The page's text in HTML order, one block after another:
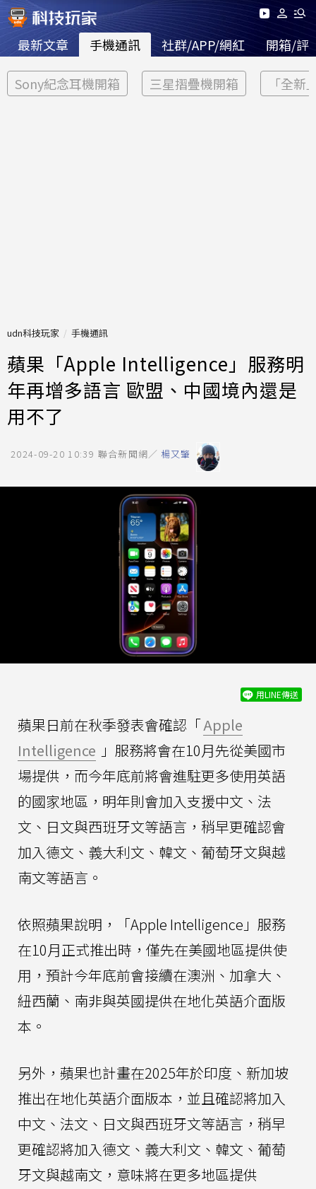
最新文章 手機通訊 社群/APP/網紅 開箱/評
Sony紀念耳機開箱 三星摺疊機開箱 「全新
udn科技玩家 手機通訊
蘋果「Apple Intelligence」服務明
年再增多語言 歐盟、中國境內還是
用不了
2024-09-20 10:39 聯合新聞網／ 楊又肇
用LINE傳送
蘋果日前在秋季發表會確認「Apple
Intelligence 」服務將會在10月先從美國市
場提供，而今年底前將會進駐更多使用英語
的國家地區，明年則會加入支援中文、法
文、日文與西班牙文等語言，稍早更確認會
加入德文、義大利文、韓文、葡萄牙文與越
南文等語言。
依照蘋果說明，「Apple Intelligence」服務
在10月正式推出時，僅先在美國地區提供使
用，預計今年底前會接續在澳洲、加拿大、
紐西蘭、南非與英國提供在地化英語介面版
本。
另外，蘋果也計畫在2025年於印度、新加坡
推出在地化英語介面版本，並且確認將加入
中文、法文、日文與西班牙文等語言，稍早
更確認將加入德文、義大利文、韓文、葡萄
牙文與越南文，意味將在更多地區提供